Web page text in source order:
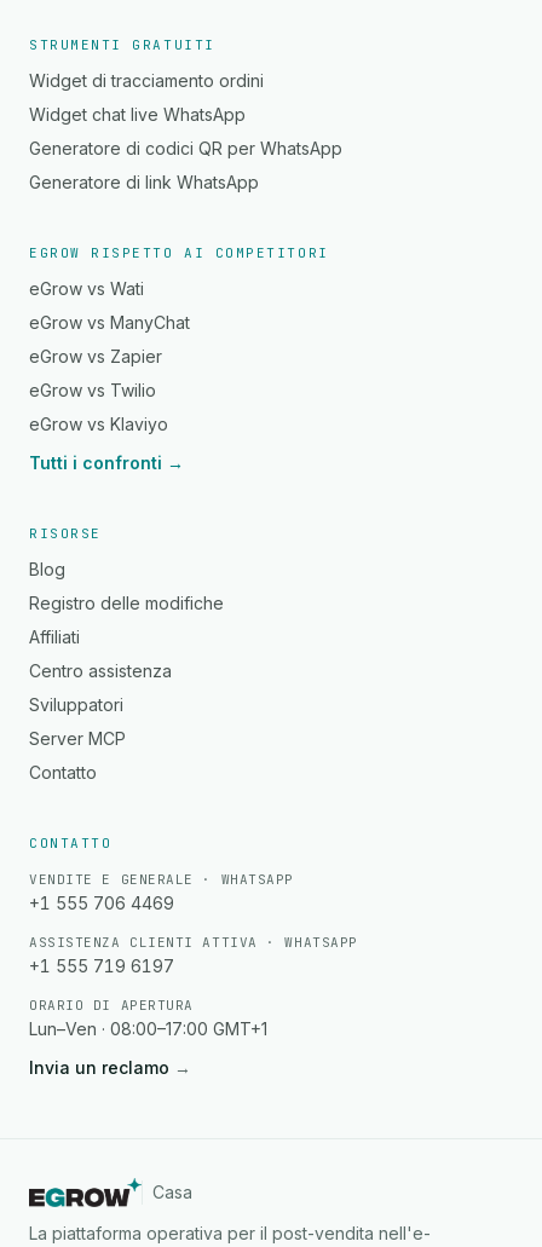
STRUMENTI GRATUITI
Widget di tracciamento ordini
Widget chat live WhatsApp
Generatore di codici QR per WhatsApp
Generatore di link WhatsApp
EGROW RISPETTO AI COMPETITORI
eGrow vs Wati
eGrow vs ManyChat
eGrow vs Zapier
eGrow vs Twilio
eGrow vs Klaviyo
Tutti i confronti →
RISORSE
Blog
Registro delle modifiche
Affiliati
Centro assistenza
Sviluppatori
Server MCP
Contatto
CONTATTO
VENDITE E GENERALE · WHATSAPP
+1 555 706 4469
ASSISTENZA CLIENTI ATTIVA · WHATSAPP
+1 555 719 6197
ORARIO DI APERTURA
Lun–Ven · 08:00–17:00 GMT+1
Invia un reclamo →
Casa
La piattaforma operativa per il post-vendita nell'e-